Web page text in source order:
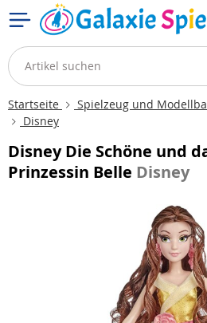
Startseite Spielzeug und
Disney
Disney Die Schöne und
Prinzessin Belle Disney